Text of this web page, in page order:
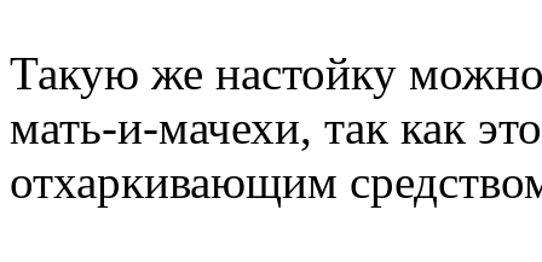
Такую же настойку можно
мать-и-мачехи, так как
отхаркивающим